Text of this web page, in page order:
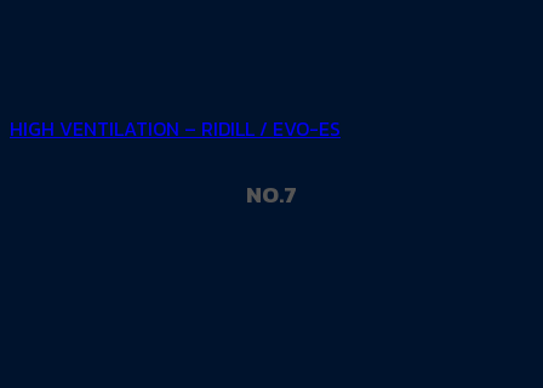
HIGH VENTILATION – RIDILL / EVO-ES
NO.7